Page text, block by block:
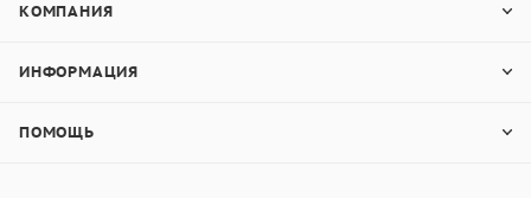
КОМПАНИЯ
ИНФОРМАЦИЯ
ПОМОЩЬ